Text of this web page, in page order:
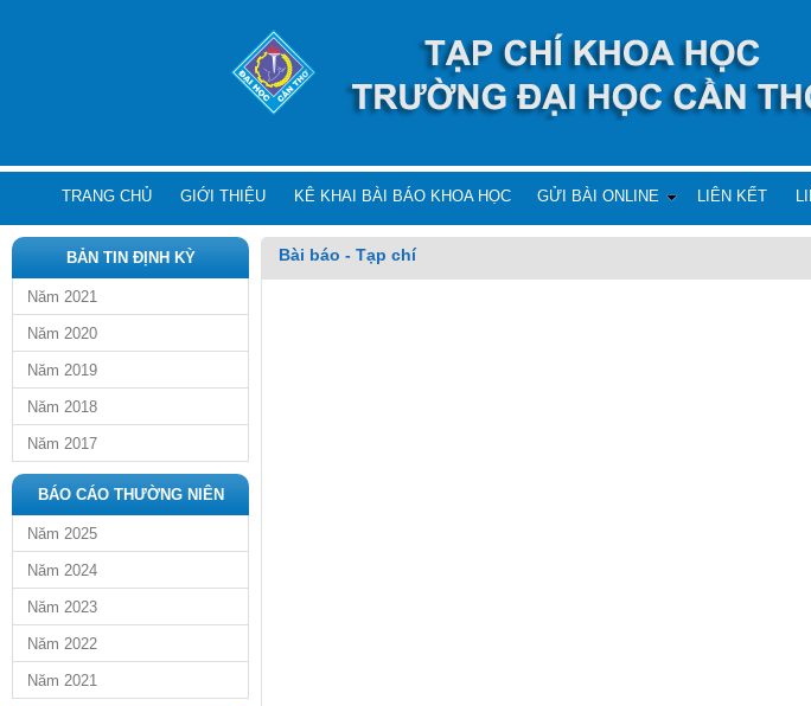
TRANG CHỦ GIỚI THIỆU KÊ KHAI BÀI BÁO KHOA HỌC GỬI BÀI ONLINE LIÊN KẾT
BẢN TIN ĐỊNH KỲ
Năm 2021
Năm 2020
Năm 2019
Năm 2018
Năm 2017
BÁO CÁO THƯỜNG NIÊN
Năm 2025
Năm 2024
Năm 2023
Năm 2022
Năm 2021
Bài báo - Tạp chí